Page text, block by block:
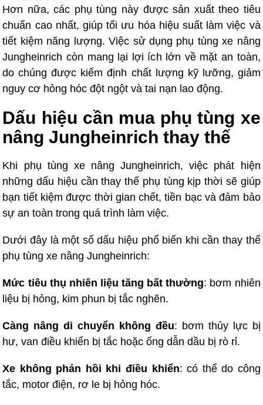
Hơn nữa, các phụ tùng này được sản xuất theo tiêu
chuẩn cao nhất, giúp tối ưu hóa hiệu suất làm việc và
tiết kiệm năng lượng. Việc sử dụng phụ tùng xe nâng
Jungheinrich còn mang lại lợi ích lớn về mặt an toàn,
do chúng được kiểm định chất lượng kỹ lưỡng, giảm
nguy cơ hỏng hóc đột ngột và tai nạn lao động.
Dấu hiệu cần mua phụ tùng xe
nâng Jungheinrich thay thế
Khi phụ tùng xe nâng Jungheinrich, việc phát hiện
những dấu hiệu cần thay thế phụ tùng kịp thời sẽ giúp
bạn tiết kiệm được thời gian chết, tiền bạc và đảm bảo
sự an toàn trong quá trình làm việc.
Dưới đây là một số dấu hiệu phổ biến khi cần thay thế
phụ tùng xe nâng Jungheinrich:
Mức tiêu thụ nhiên liệu tăng bất thường: bơm nhiên
liệu bị hỏng, kim phun bị tắc nghẽn.
Càng nâng di chuyển không đều: bơm thủy lực bị
hư, van điều khiển bị tắc hoặc ống dẫn dầu bị rò rỉ.
Xe không phản hồi khi điều khiển: có thể do công
tắc, motor điện, rơ le bị hỏng hóc.